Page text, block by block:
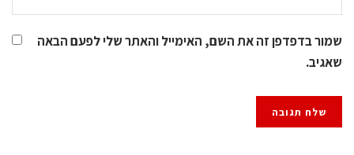
שמור בדפדפן זה את השם, האימייל והאתר שלי לפעם הבאה
שאגיב.